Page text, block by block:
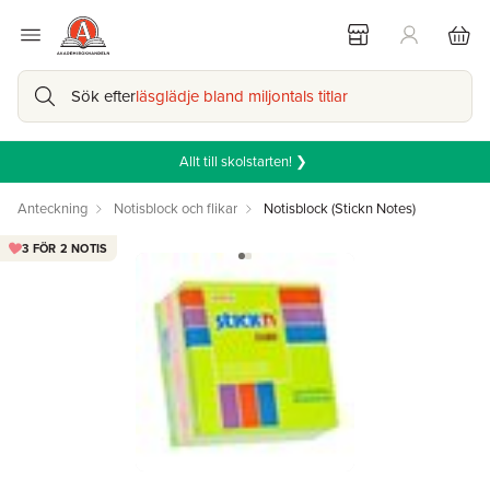
Sök efterläsglädje bland miljontals titlar
Allt till skolstarten! ❯
Anteckning Notisblock och flikar Notisblock (Stickn Notes)
3 FÖR 2 NOTIS